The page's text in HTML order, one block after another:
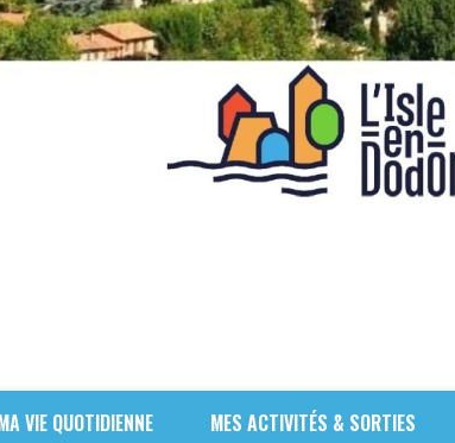
VIE QUOTIDIENNE MES ACTIVITÉS & SORTIES